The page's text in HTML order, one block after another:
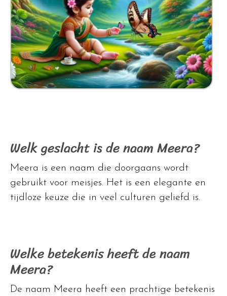
Welk geslacht is de naam Meera?
Meera is een naam die doorgaans wordt
gebruikt voor meisjes. Het is een elegante en
tijdloze keuze die in veel culturen geliefd is.
Welke betekenis heeft de naam
Meera?
De naam Meera heeft een prachtige betekenis